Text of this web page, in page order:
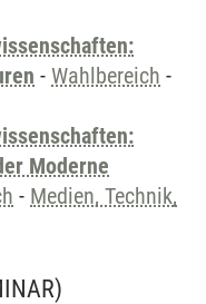
- Wahlbereich -
Moderne
- Medien, Technik,